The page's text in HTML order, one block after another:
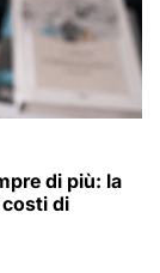
di più: la
costi di